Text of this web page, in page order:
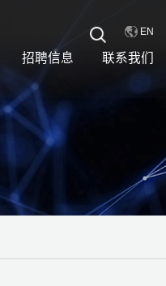
EN
招聘信息 联系我们